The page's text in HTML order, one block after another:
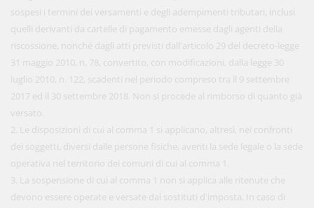
sospesi i termini dei versamenti e degli adempimenti tributari, inclusi
quelli derivanti da cartelle di pagamento emesse dagli agenti della
riscossione, nonché dagli atti previsti dall'articolo 29 del decreto-legge
31 maggio 2010, n. 78, convertito, con modificazioni, dalla legge 30
luglio 2010, n. 122, scadenti nel periodo compreso tra il 9 settembre
2017 ed il 30 settembre 2018. Non si procede al rimborso di quanto già
versato.
2. Le disposizioni di cui al comma 1 si applicano, altresì, nei confronti
dei soggetti, diversi dalle persone fisiche, aventi la sede legale o la sede
operativa nel territorio dei comuni di cui al comma 1.
3. La sospensione di cui al comma 1 non si applica alle ritenute che
devono essere operate e versate dai sostituti d'imposta. In caso di